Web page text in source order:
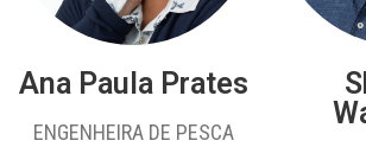
Ana Paula Prates
ENGENHEIRA DE PESCA